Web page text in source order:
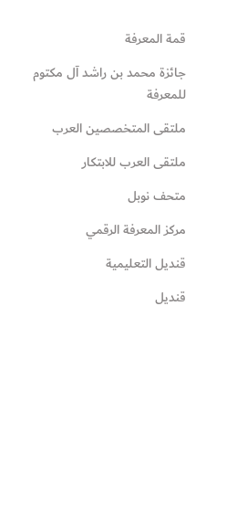
قمة المعرفة
جائزة محمد بن راشد آل مكتوم
للمعرفة
ملتقى المتخصصين العرب
ملتقى العرب للابتكار
متحف نوبل
مركز المعرفة الرقمي
قنديل التعليمية
قنديل